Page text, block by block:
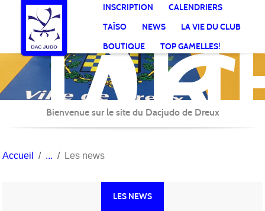
INSCRIPTION
CALENDRIERS
TAÏSO
NEWS
LA VIE DU CLUB
BOUTIQUE
TOP GAMELLES!
AC
Bienvenue sur le site du Dacjudo de Dreux
Accueil Les news
LES NEWS
Panneau de gestion des cookies